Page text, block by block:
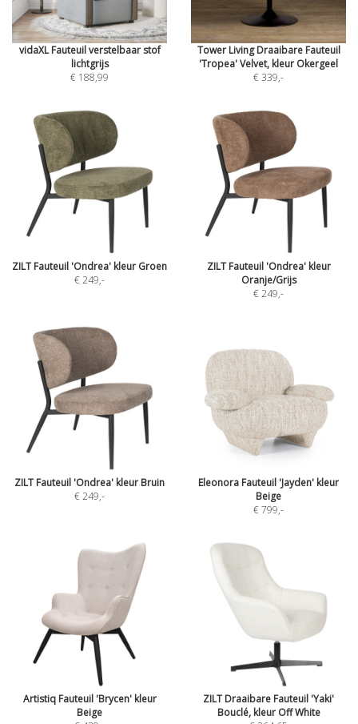
vidaXL Fauteuil verstelbaar stof
lichtgrijs
€ 188,99
Tower Living Draaibare Fauteuil
'Tropea' Velvet, kleur Okergeel
€ 339,-
ZILT Fauteuil 'Ondrea' kleur Groen
€ 249,-
ZILT Fauteuil 'Ondrea' kleur
Oranje/Grijs
€ 249,-
ZILT Fauteuil 'Ondrea' kleur Bruin
€ 249,-
Eleonora Fauteuil 'Jayden' kleur
Beige
€ 799,-
Artistiq Fauteuil 'Brycen' kleur
Beige
ZILT Draaibare Fauteuil 'Yaki'
Bouclé, kleur Off White